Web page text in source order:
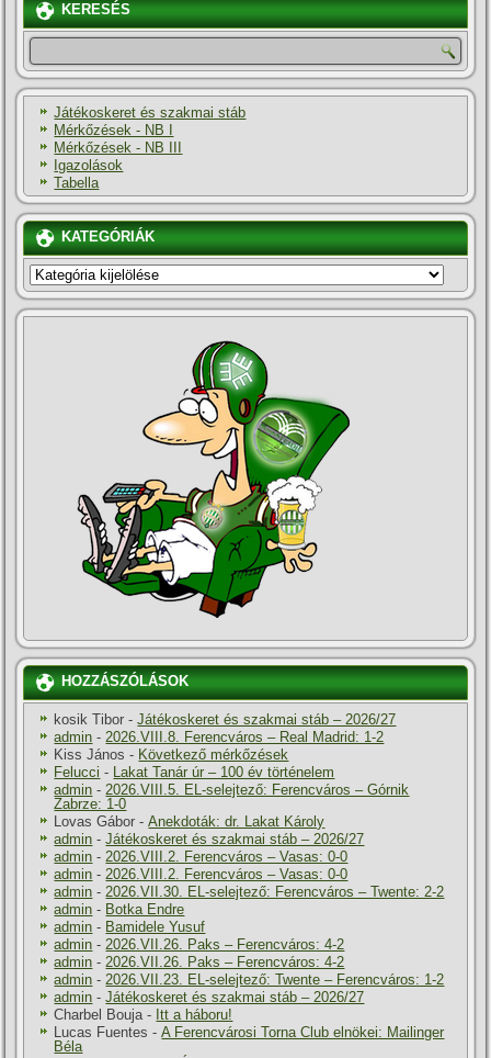
KERESÉS
Játékoskeret és szakmai stáb
Mérkőzések - NB I
Mérkőzések - NB III
Igazolások
Tabella
KATEGÓRIÁK
KATEGÓRIÁK
HOZZÁSZÓLÁSOK
kosik Tibor -Játékoskeret és szakmai stáb – 2026/27
admin -2026.VIII.8. Ferencváros – Real Madrid: 1-2
Kiss János - Következő mérkőzések
Felucci - Lakat Tanár úr – 100 év történelem
admin -2026.VIII.5. EL-selejtező: Ferencváros – Górnik
Zabrze: 1-0
Lovas Gábor -Anekdoták: dr. Lakat Károly
admin -Játékoskeret és szakmai stáb – 2026/27
admin -2026.VIII.2. Ferencváros – Vasas: 0-0
admin -2026.VIII.2. Ferencváros – Vasas: 0-0
admin -2026.VII.30. EL-selejtező: Ferencváros – Twente: 2-2
admin - Botka Endre
admin - Bamidele Yusuf
admin -2026.VII.26. Paks – Ferencváros: 4-2
admin -2026.VII.26. Paks – Ferencváros: 4-2
admin -2026.VII.23. EL-selejtező: Twente – Ferencváros: 1-2
admin -Játékoskeret és szakmai stáb – 2026/27
Charbel Bouja- Itt a háboru!
Lucas Fuentes -A Ferencvárosi Torna Club elnökei: Mailinger
Béla